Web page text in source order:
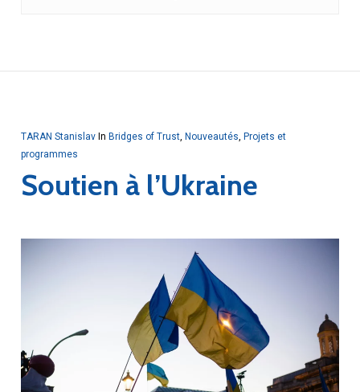
TARAN Stanislav In Bridges of Trust, Nouveautés, Projets et
programmes
Soutien à l’Ukraine